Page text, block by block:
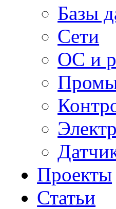
Базы
Сети
ОС и
Проекты
Статьи